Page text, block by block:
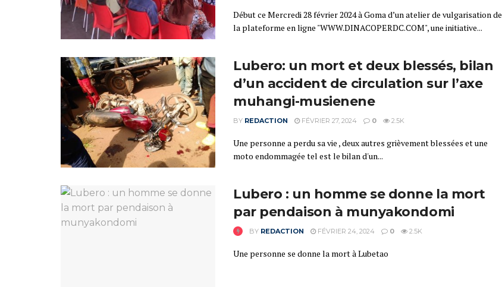
Début ce Mercredi 28 février 2024 à Goma d’un atelier de vulgarisation de
la plateforme en ligne "WWW.DINACOPERDC.COM", une initiative...
Lubero: un mort et deux blessés, bilan
d’un accident de circulation sur l’axe
muhangi-musienene
BY REDACTION FÉVRIER 27, 2024 0 2.5K
Une personne a perdu sa vie , deux autres grièvement blessées et une
moto endommagée tel est le bilan d'un...
Lubero : un homme se donne la mort
par pendaison à munyakondomi
BY REDACTION FÉVRIER 24, 2024 0 2.5K
Une personne se donne la mort à Lubetao